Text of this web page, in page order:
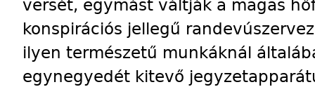
versét, egymást váltják a magas
konspirációs jellegű
ilyen természetű munkáknál
egynegyedét kitevő